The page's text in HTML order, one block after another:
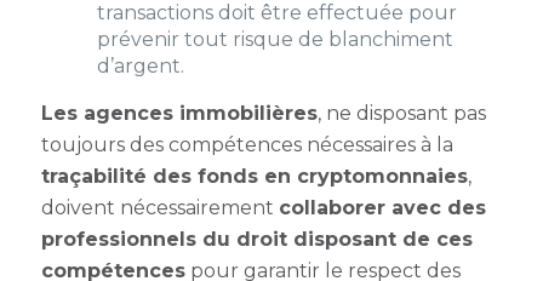
transactions doit être effectuée pour
prévenir tout risque de blanchiment
d’argent.
Les agences immobilières, ne disposant pas
toujours des compétences nécessaires à la
traçabilité des fonds en cryptomonnaies,
doivent nécessairement collaborer avec des
professionnels du droit disposant de ces
compétencespour garantir le respect des